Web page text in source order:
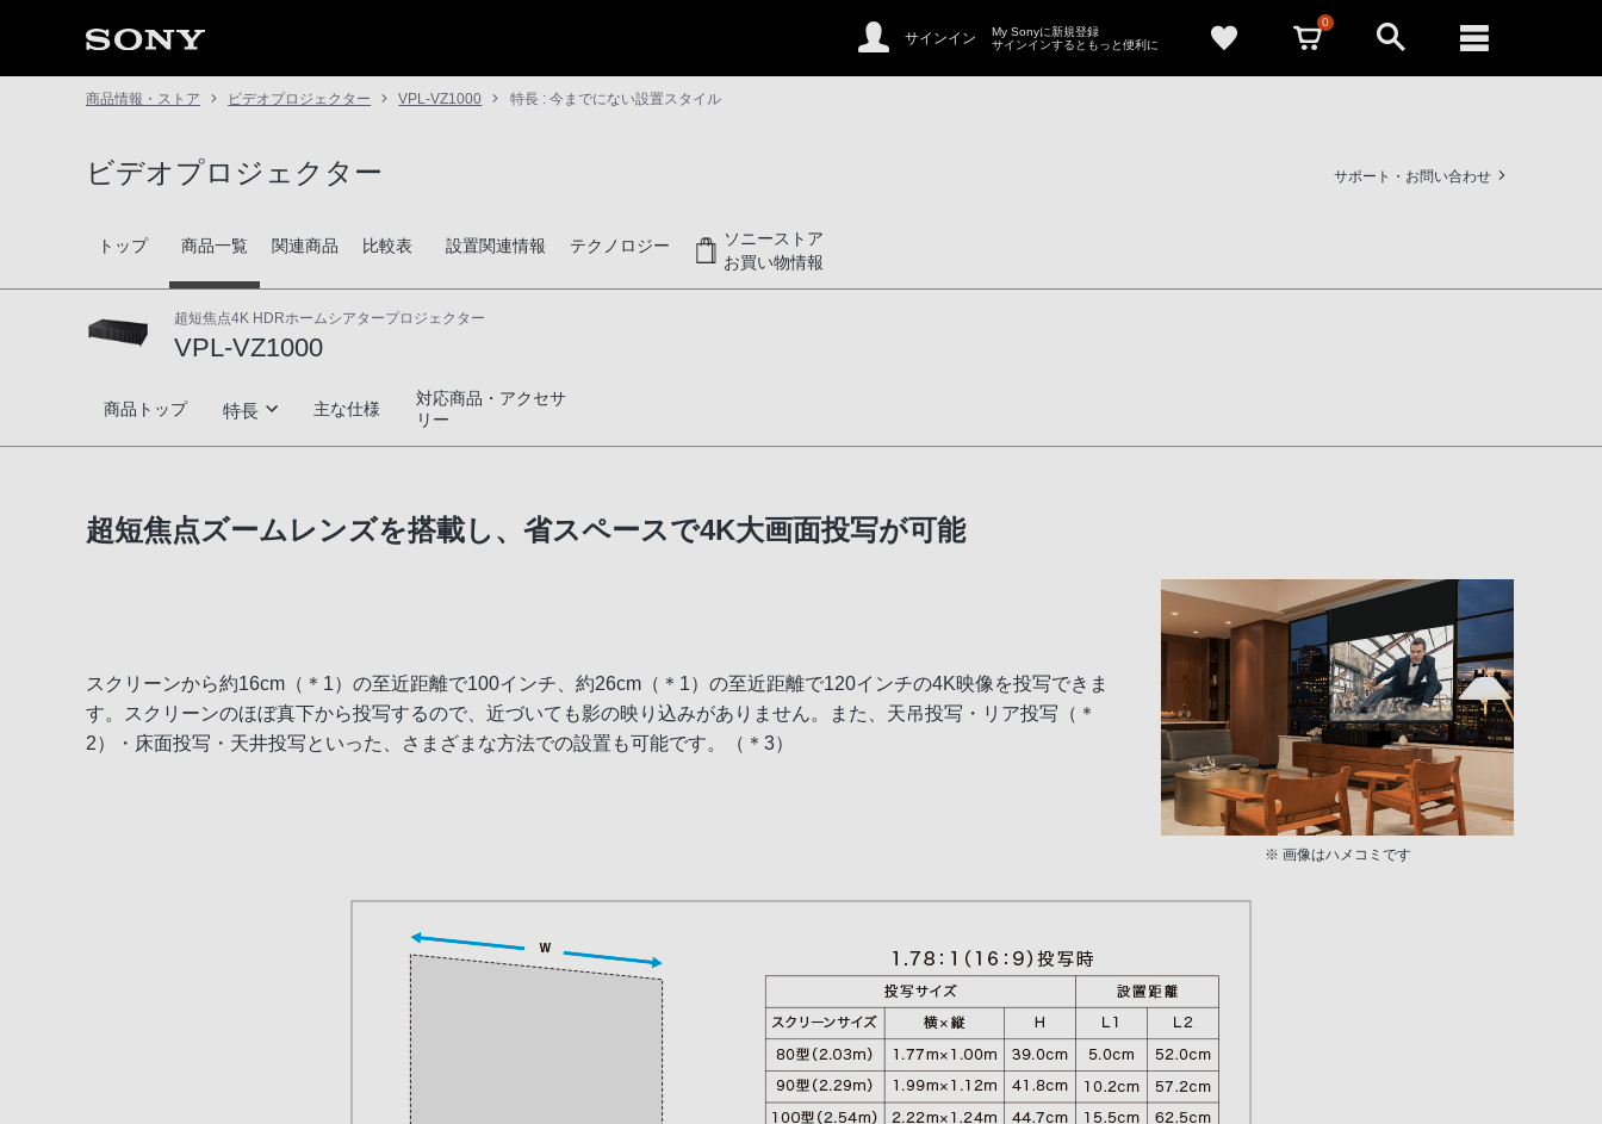
サインイン
My Sonyに新規登録
サインインするともっと便利に
0
商品情報・ストア ビデオプロジェクター VPL-VZ1000 特長 : 今までにない設置スタイル
ビデオプロジェクター サポート・お問い合わせ
トップ 商品一覧 関連商品 比較表 設置関連情報 テクノロジー
ソニーストア
お買い物情報
超短焦点4K HDRホームシアタープロジェクター
VPL-VZ1000
VPL-VZ1000
商品トップ 特長
明るく高品位な映像再現
明るくクロストークの少ない4K画質の3D
主な仕様
対応商品・アクセサ
リー
超短焦点ズームレンズを搭載し、省スペースで4K大画面投写が可能
スクリーンから約16cm（＊1）の至近距離で100インチ、約26cm（＊1）の至近距離で120インチの4K映像を投写できま
す。スクリーンのほぼ真下から投写するので、近づいても影の映り込みがありません。また、天吊投写・リア投写（＊
2）・床面投写・天井投写といった、さまざまな方法での設置も可能です。（＊3）
※ 画像はハメコミです